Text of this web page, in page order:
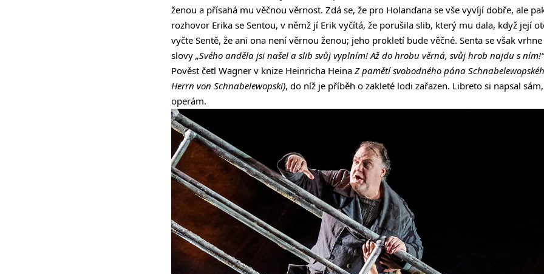
ženou a přísahá mu věčnou věrnost. Zdá se, že pro Holanďana se vše vyvíjí dobře, ale
rozhovor Erika se Sentou, v němž jí Erik vyčítá, že porušila slib, který mu dala, když její
vyčte Sentě, že ani ona není věrnou ženou; jeho prokletí bude věčné. Senta se však
slovy „Svého anděla jsi našel a slib svůj vyplním! Až do hrobu věrná, svůj hrob najdu s ním!“
Pověst četl Wagner v knize Heinricha Heina Z pamětí svobodného pána
Herrn von Schnabelewopski), do níž je příběh o zakleté lodi zařazen. Libreto si napsal
operám.